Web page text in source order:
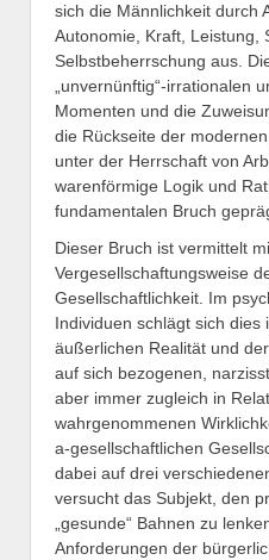
sich die Männlichkeit durch
Autonomie, Kraft, Leistung,
Selbstbeherrschung aus.
„unvernünftig“-irrationalen
Momenten und die
die Rückseite der
unter der Herrschaft von
warenförmige Logik und
fundamentalen Bruch
Dieser Bruch ist vermittelt
Vergesellschaftungsweise
Gesellschaftlichkeit. Im
Individuen schlägt sich
äußerlichen Realität und
auf sich bezogenen,
aber immer zugleich in
wahrgenommenen
a-gesellschaftlichen
dabei auf drei
versucht das Subjekt, den
„gesunde“ Bahnen zu
Anforderungen der